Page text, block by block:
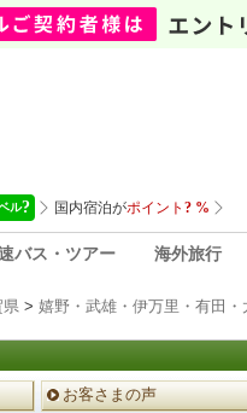
バス・ツアー 海外旅行
県 > 嬉野・武雄・伊万里・有田・
お客さまの声